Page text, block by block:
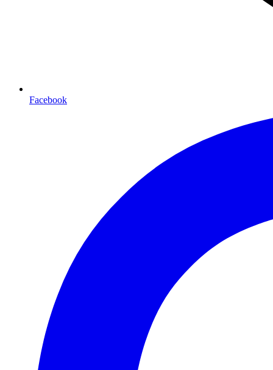
Facebook